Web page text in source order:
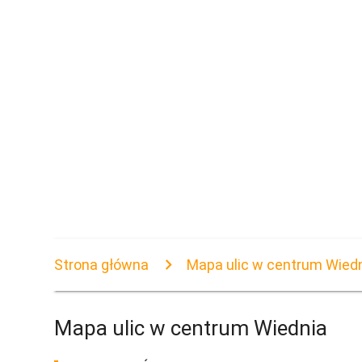
Strona główna Mapa ulic w centrum
Mapa ulic w centrum Wiednia